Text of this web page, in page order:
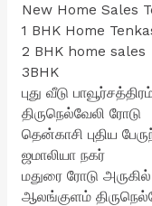
New Home Sales
1 BHK Home
2 BHK home sales
3BHK
புது வீடு
திருநெல்வேலி ரோடு
தென்காசி புதிய
ஜமாலியா நகர்
மதுரை ரோடு‌ அருகில்
ஆலங்குளம்